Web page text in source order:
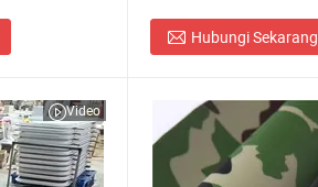
Hubungi Sekarang
Video